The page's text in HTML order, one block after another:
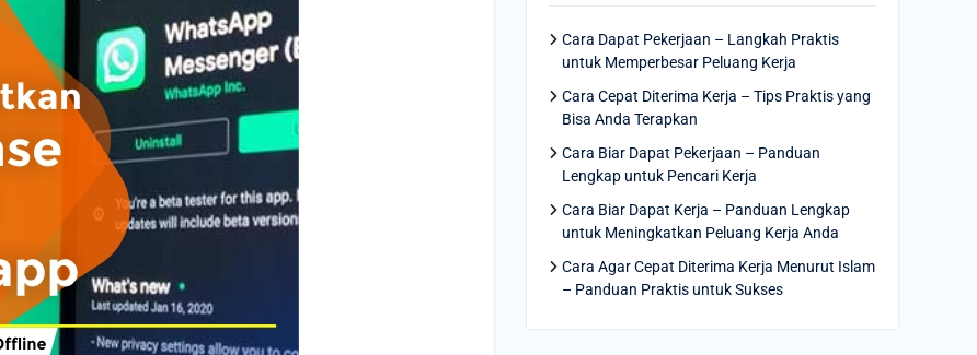
Cara Dapat Pekerjaan – Langkah Praktis
untuk Memperbesar Peluang Kerja
Cara Cepat Diterima Kerja – Tips Praktis yang
Bisa Anda Terapkan
Cara Biar Dapat Pekerjaan – Panduan
Lengkap untuk Pencari Kerja
Cara Biar Dapat Kerja – Panduan Lengkap
untuk Meningkatkan Peluang Kerja Anda
Cara Agar Cepat Diterima Kerja Menurut Islam
– Panduan Praktis untuk Sukses